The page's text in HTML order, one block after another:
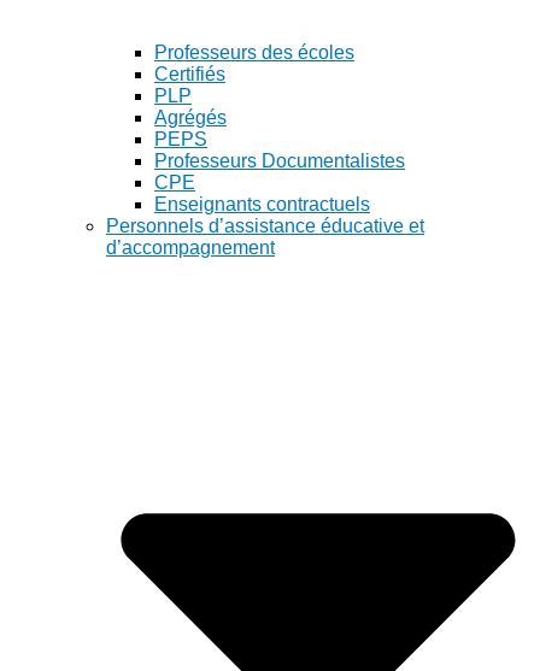
Professeurs des écoles
Certifiés
PLP
Agrégés
PEPS
Professeurs Documentalistes
CPE
Enseignants contractuels
Personnels d’assistance éducative et
d’accompagnement